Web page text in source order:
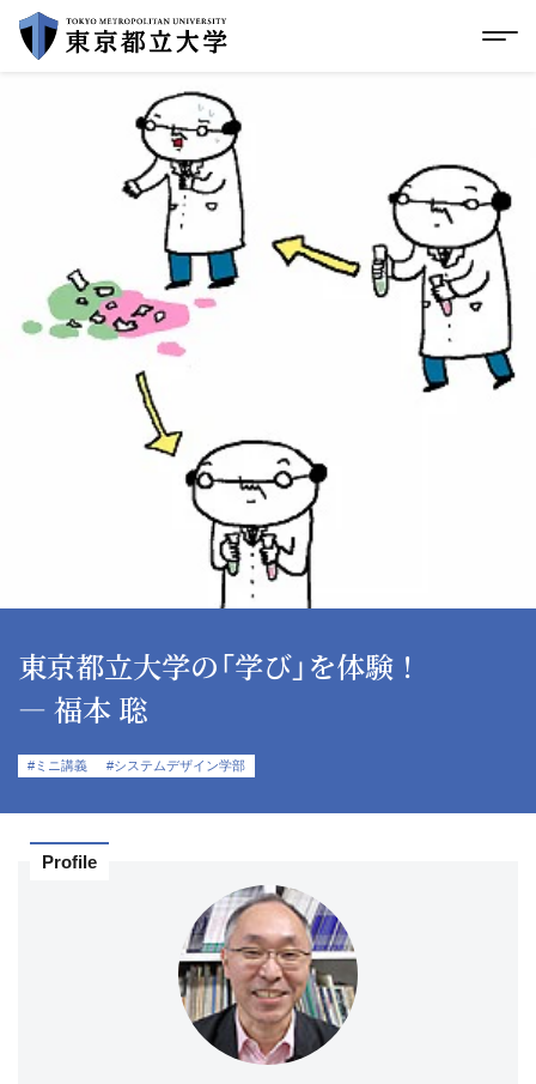
グローバルメニューにスキップ メ
東京都立大学の「学び」を体験！
― 福本 聡
#ミニ講義 #システムデザイン学部
Profile